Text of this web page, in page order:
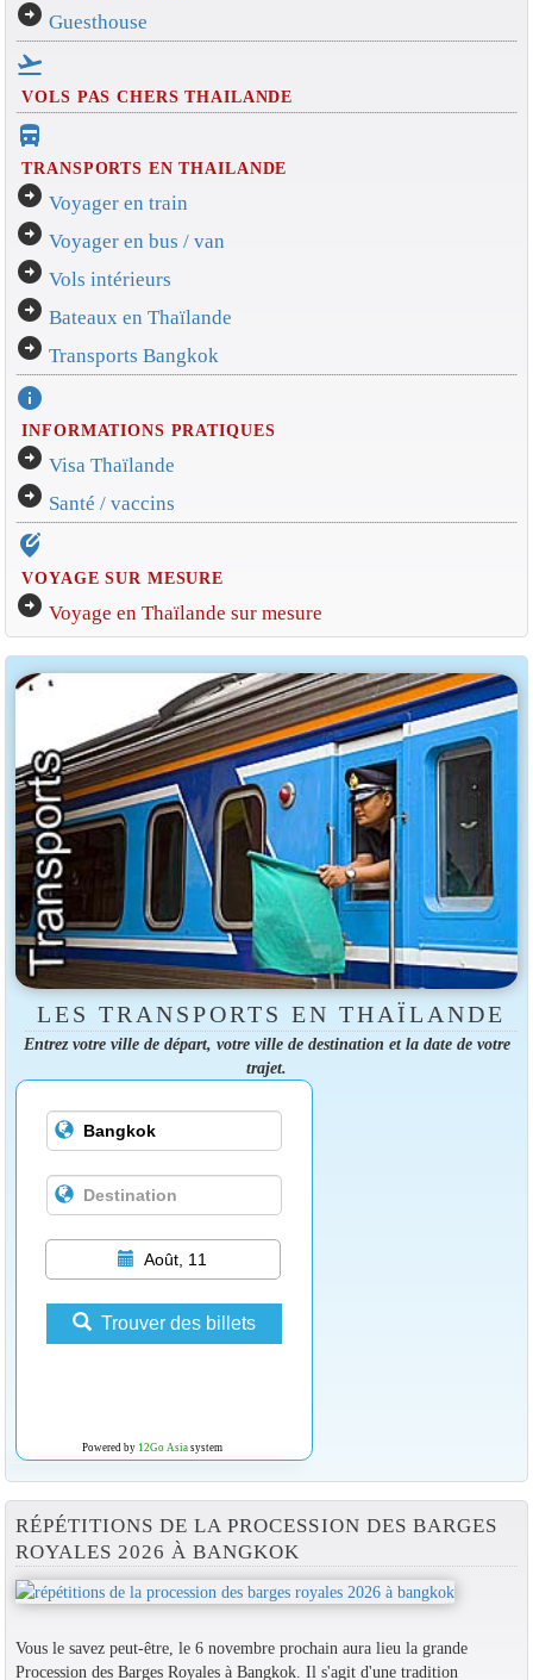
arrow_circle_right Guesthouse
flight_takeoff
VOLS PAS CHERS THAILANDE
directions_bus_filled
TRANSPORTS EN THAILANDE
arrow_circle_right Voyager en train
arrow_circle_right Voyager en bus / van
arrow_circle_right Vols intérieurs
arrow_circle_right Bateaux en Thaïlande
arrow_circle_right Transports Bangkok
info
INFORMATIONS PRATIQUES
arrow_circle_right Visa Thaïlande
arrow_circle_right Santé / vaccins
edit_location_alt
VOYAGE SUR MESURE
arrow_circle_right Voyage en Thaïlande sur mesure
LES TRANSPORTS EN THAÏLANDE
Entrez votre ville de départ, votre ville de destination et la date de votre
trajet.
Août, 11
Trouver des billets
Powered by 12Go Asiasystem
RÉPÉTITIONS DE LA PROCESSION DES BARGES
ROYALES 2026 À BANGKOK
Vous le savez peut-être, le 6 novembre prochain aura lieu la grande
Procession des Barges Royales à Bangkok. Il s'agit d'une tradition